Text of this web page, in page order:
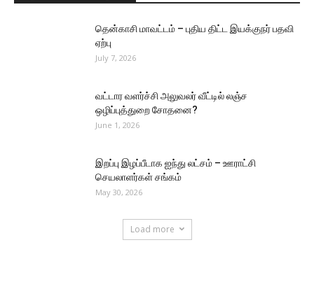
தென்காசி மாவட்டம் – புதிய திட்ட இயக்குநர் பதவி
ஏற்பு
July 7, 2026
வட்டார வளர்ச்சி அலுவலர் வீட்டில் லஞ்ச
ஒழிப்புத்துறை சோதனை?
June 1, 2026
இறப்பு இழப்பீடாக ஐந்து லட்சம் – ஊராட்சி
செயலாளர்கள் சங்கம்
May 30, 2026
Load more